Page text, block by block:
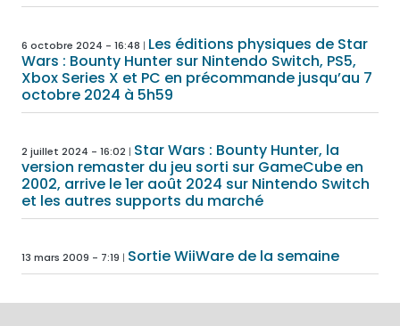
6 octobre 2024 - 16:48
Les éditions physiques de Star
Wars : Bounty Hunter sur Nintendo Switch, PS5,
Xbox Series X et PC en précommande jusqu’au 7
octobre 2024 à 5h59
2 juillet 2024 - 16:02
Star Wars : Bounty Hunter, la
version remaster du jeu sorti sur GameCube en
2002, arrive le 1er août 2024 sur Nintendo Switch
et les autres supports du marché
13 mars 2009 - 7:19 Sortie WiiWare de la semaine